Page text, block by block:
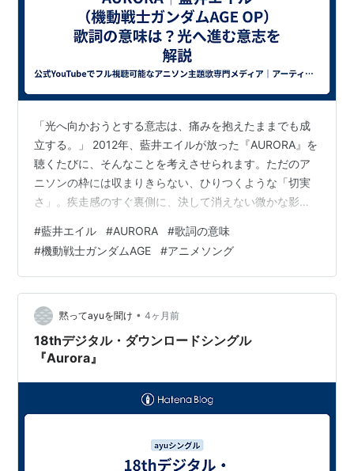
「光へ向かおうとする意志は、痛みを抱えたままでも成
立する。」 2012年、藍井エイルが放った『AURORA』を
聴くたびに、そんなことを考えさせられます。ただのア
ニソンの枠には収まりきらない、ひりつくような「切実
さ」。疾走感のすぐ裏側に、決して消えない微かな影が
くたびに胸を締め付けて離さないこの曲の正体だと思う
んです。 あの眩しいほどのハイトーンボイスが、どうし
てこれほどまでに「祈り」のように響くのか。 暗闇の中
でもがきながら、震える足で一歩を踏み出す。そんな
『AURORA』が描く「光へ進む意志」の本質について、
言葉と音の重なりからじっくり向き合…
#藍井エイル #AURORA #歌詞の意味
#機動戦士ガンダムAGE #アニメソング
黙ってayuを聞け • 4ヶ月前
18thデジタル・ダウンロードシングル
『Aurora』